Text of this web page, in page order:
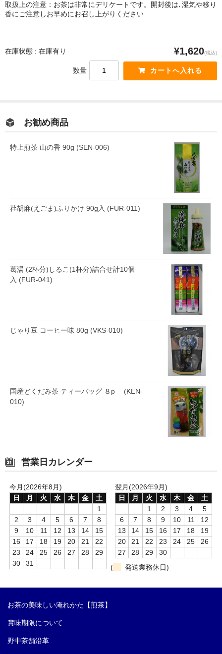
取扱上の注意：お茶は非常にデリケートです。開封後は､湿気や移り
香にご注意しお早めにお召し上がりください
在庫状態 : 在庫有り ¥1,620(税込)
数量
お勧め商品
特上煎茶 山の香 90g (SEN-006)
荏胡麻(えごま)ふりかけ 90g入 (FUR-011)
葛湯 (2杯分)しるこ(1杯分)詰合せ計10個
入 (FUR-041)
じゃり豆 コーヒー味 80g (VKS-010)
国産どくだみ茶 ティーバッグ ８p (KEN-
010)
営業日カレンダー
今月(2026年8月)
日
月 火 水 木 金
土
1
2
3 4 5 6 7
8
9
10 11 12 13 14
15
16
17 18 19 20 21
22
23
24 25 26 27 28
29
30
31
翌月(2026年9月)
日
月 火 水 木 金
土
1
2 3 4
5
6
7 8 9 10 11
12
13
14 15 16 17 18
19
20
21 22 23 24 25
26
27
28 29
30
(
発送業務休日)
お茶の美味しい淹れかた【煎茶】
賞味期限について
野中茶舗沿革